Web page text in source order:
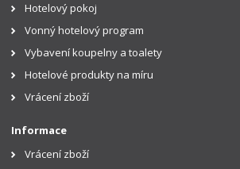
Hotelový pokoj
Vonný hotelový program
Vybavení koupelny a toalety
Hotelové produkty na míru
Vrácení zboží
Informace
Vrácení zboží